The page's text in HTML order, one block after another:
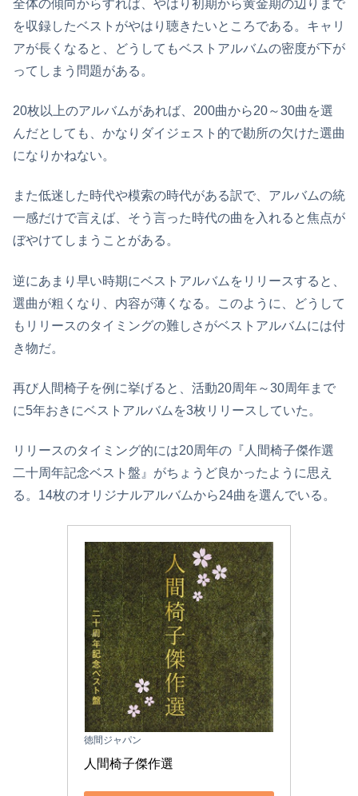
全体の傾向からすれば、やはり初期から黄金期の辺りまで
を収録したベストがやはり聴きたいところである。キャリ
アが長くなると、どうしてもベストアルバムの密度が下が
ってしまう問題がある。
20枚以上のアルバムがあれば、200曲から20～30曲を選
んだとしても、かなりダイジェスト的で勘所の欠けた選曲
になりかねない。
また低迷した時代や模索の時代がある訳で、アルバムの統
一感だけで言えば、そう言った時代の曲を入れると焦点が
ぼやけてしまうことがある。
逆にあまり早い時期にベストアルバムをリリースすると、
選曲が粗くなり、内容が薄くなる。このように、どうして
もリリースのタイミングの難しさがベストアルバムには付
き物だ。
再び人間椅子を例に挙げると、活動20周年～30周年まで
に5年おきにベストアルバムを3枚リリースしていた。
リリースのタイミング的には20周年の『人間椅子傑作選
二十周年記念ベスト盤』がちょうど良かったように思え
る。14枚のオリジナルアルバムから24曲を選んでいる。
徳間ジャパン
人間椅子傑作選